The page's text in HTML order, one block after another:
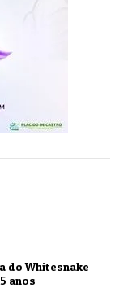
do Whitesnake
anos